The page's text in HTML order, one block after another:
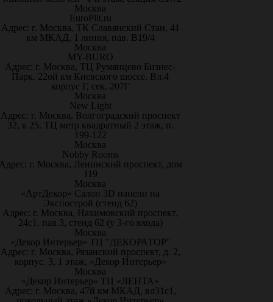
Москва
EuroPlit.ru
Адрес: г. Москва, ТК Славянский Стан, 41
км МКАД, 1 линия, пав. В19/4
Москва
MY-BURO
Адрес: г. Москва, ТЦ Румянцево Бизнес-
Парк. 22ой км Киевского шоссе. Вл.4
корпус Г, сек. 207Г
Москва
New Light
Адрес: г. Москва, Волгоградский проспект
32, к 25. ТЦ метр квадратный 2 этаж, п.
199-122
Москва
Nobby Rooms
г. Москва, Ленинский проспект, дом
119
Москва
«АртДекор» Салон 3D панели на
Экспострой (стенд 62)
Адрес: г. Москва, Нахимовский проспект,
24с1, пав.3, стенд 62 (у 3-го входа)
Москва
«Декор Интерьер» ТЦ "ДЕКОРАТОР"
Адрес: г. Москва, Рязанский проспект, д. 2,
корпус. 3, 1 этаж, «Декор Интерьер»
Москва
«Декор Интерьер» ТЦ «ЛЕНТА»
Адрес: г. Москва, 47й км МКАД, вл31с1,